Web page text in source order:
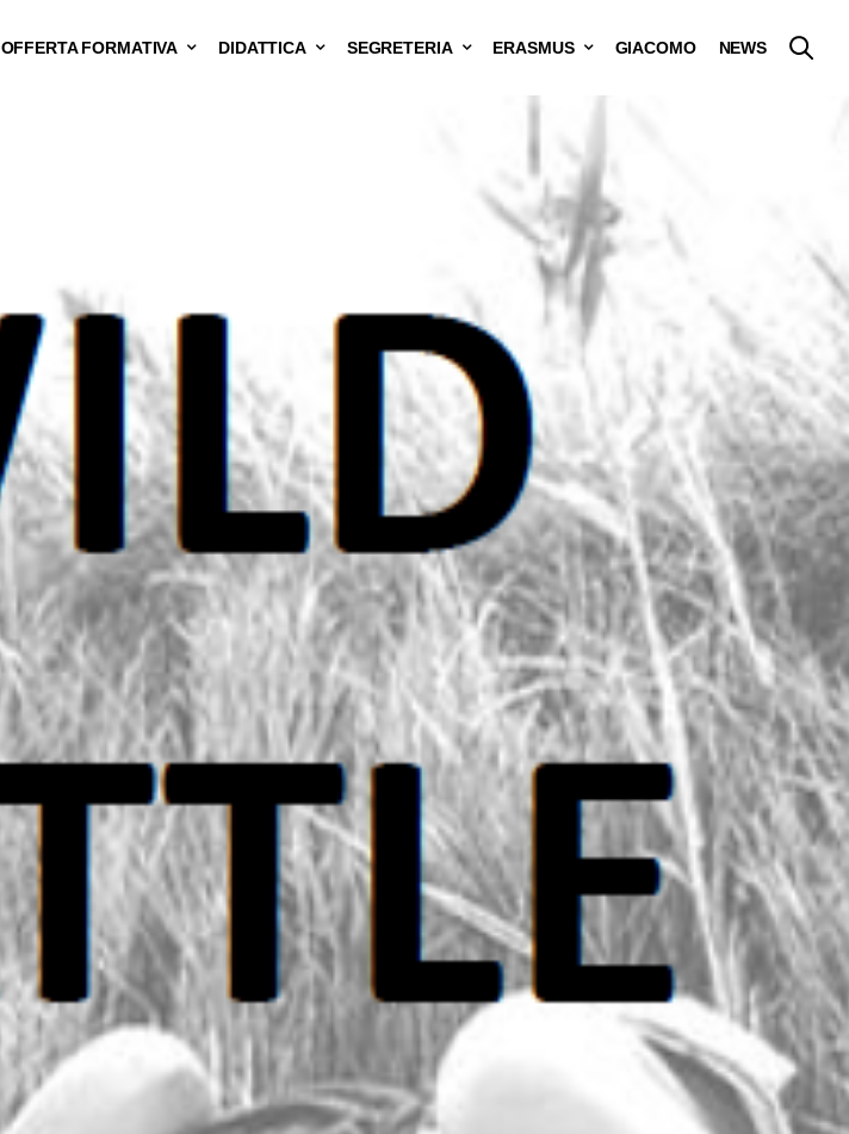
OFFERTA FORMATIVA DIDATTICA SEGRETERIA ERASMUS GIACOMO NEWS